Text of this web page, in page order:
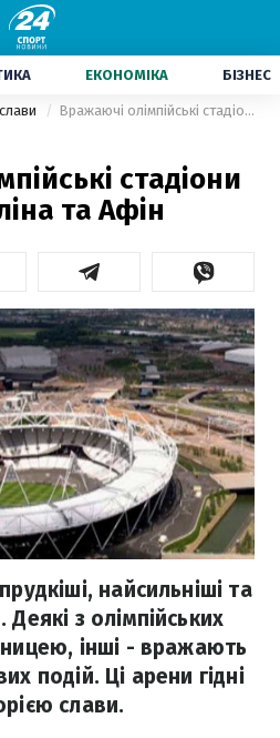
ЕКОНОМІКА БІЗНЕС
Вражаючі олімпійські стадіони Лондона, Берліна та Афін
стадіони
та Афін
найсильніші та
з олімпійських
інші - вражають
подій. Ці арени гідні
слави.